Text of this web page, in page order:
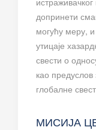
допринети
могућу меру,
утицаје
свести о
као
глобалне
МИСИЈА